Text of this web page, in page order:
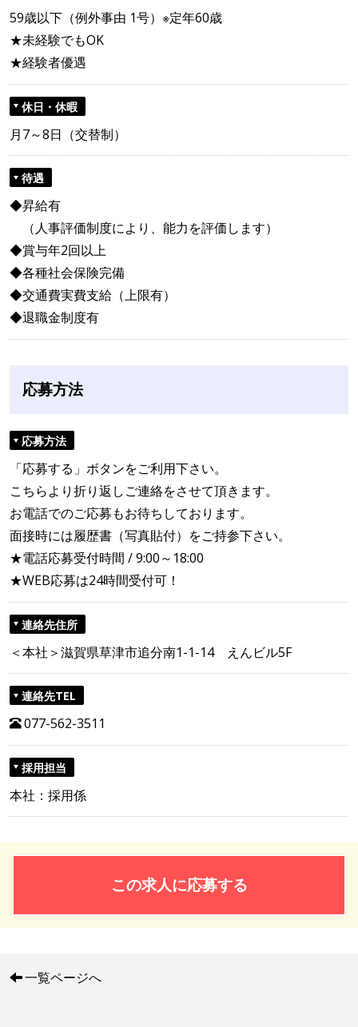
59歳以下（例外事由 1号）※定年60歳
★未経験でもOK
★経験者優遇
休日・休暇
月7～8日（交替制）
待遇
◆昇給有
（人事評価制度により、能力を評価します）
◆賞与年2回以上
◆各種社会保険完備
◆交通費実費支給（上限有）
◆退職金制度有
応募方法
応募方法
「応募する」ボタンをご利用下さい。
こちらより折り返しご連絡をさせて頂きます。
お電話でのご応募もお待ちしております。
面接時には履歴書（写真貼付）をご持参下さい。
★電話応募受付時間 / 9:00～18:00
★WEB応募は24時間受付可！
連絡先住所
＜本社＞滋賀県草津市追分南1-1-14 えんビル5F
連絡先TEL
077-562-3511
採用担当
本社：採用係
この求人に応募する
一覧ページへ